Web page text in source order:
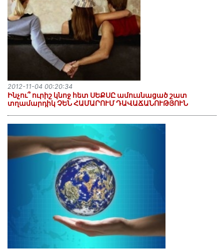
Ինչու՞ ուրիշ կնոջ հետ ՍԵՔՍԸ ամուսնացած շատ
տղամարդիկ ՉԵՆ ՀԱՄԱՐՈՒՄ ԴԱՎԱՃԱՆՈՒԹՅՈՒՆ
2012-11-04 00:20:34